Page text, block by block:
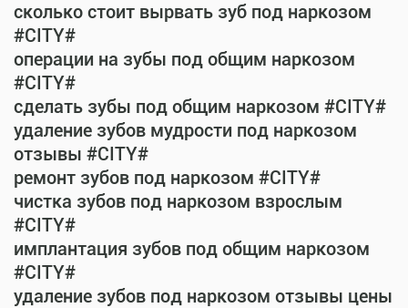
сколько стоит вырвать зуб под наркозом
#CITY#
операции на зубы под общим наркозом
#CITY#
сделать зубы под общим наркозом #CITY#
удаление зубов мудрости под наркозом
отзывы #CITY#
ремонт зубов под наркозом #CITY#
чистка зубов под наркозом взрослым
#CITY#
имплантация зубов под общим наркозом
#CITY#
удаление зубов под наркозом отзывы цены